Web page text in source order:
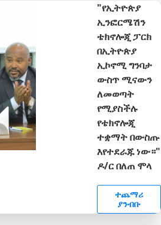
"የኢትዮጵያ
ኢንፎርሜሽን
ቴክኖሎጂ ፓርክ
በኢትዮጵያ
ኢኮኖሚ ግንባታ
ውስጥ ሚናውን
ለመወጣት
የሚያስችሉ
የቴክኖሎጂ
ተቋማት በውስጡ
እየተደራጁ ነው።"
ዶ/ር በለጠ ሞላ
ተጨማሪ
ያንብቡ